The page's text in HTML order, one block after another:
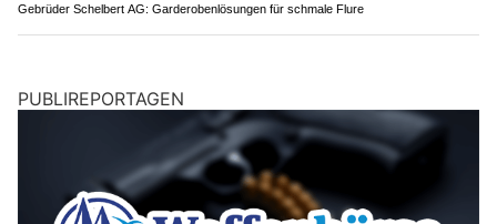
Gebrüder Schelbert AG: Garderobenlösungen für schmale Flure
PUBLIREPORTAGEN